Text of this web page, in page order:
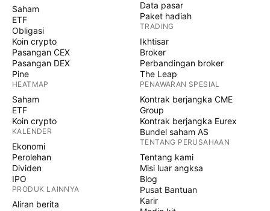
Saham
ETF
Obligasi
Koin crypto
Pasangan CEX
Pasangan DEX
Pine
HEATMAP
Saham
ETF
Koin crypto
KALENDER
Ekonomi
Perolehan
Dividen
IPO
PRODUK LAINNYA
Aliran berita
Data pasar
Paket hadiah
TRADING
Ikhtisar
Broker
Perbandingan broker
The Leap
PENAWARAN SPESIAL
Kontrak berjangka CME
Group
Kontrak berjangka Eurex
Bundel saham AS
TENTANG PERUSAHAAN
Tentang kami
Misi luar angksa
Blog
Pusat Bantuan
Karir